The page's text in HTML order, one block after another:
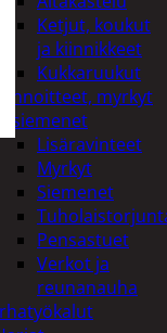
Ketjut, koukut
ja kiinnikkeet
Kukkaruukut
Lannoitteet, myrkyt
ja siemenet
Lisäravinteet
Myrkyt
Siemenet
Pensastuet
Verkot ja
reunanauha